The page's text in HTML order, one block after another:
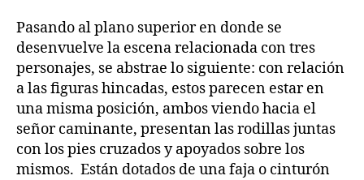
Pasando al plano superior en donde se
desenvuelve la escena relacionada con tres
personajes, se abstrae lo siguiente: con relación
a las figuras hincadas, estos parecen estar en
una misma posición, ambos viendo hacia el
señor caminante, presentan las rodillas juntas
con los pies cruzados y apoyados sobre los
mismos. Están dotados de una faja o cinturón